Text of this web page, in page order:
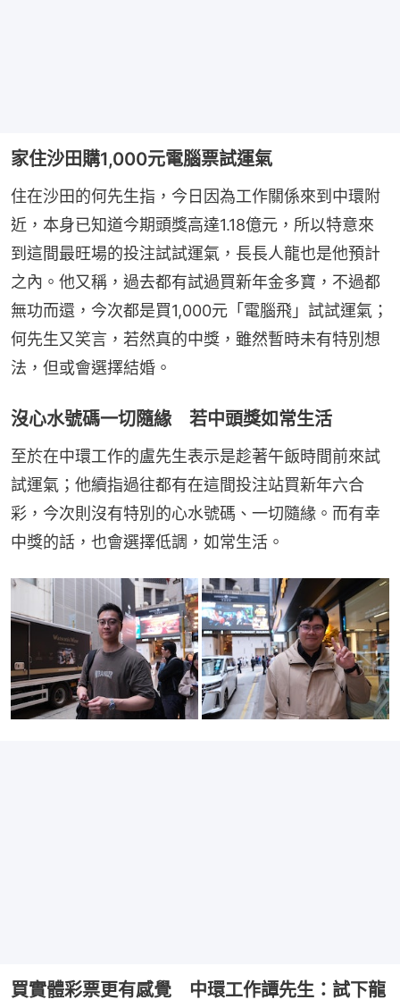
家住沙田購1,000元電腦票試運氣
住在沙田的何先生指，今日因為工作關係來到中環附
近，本身已知道今期頭獎高達1.18億元，所以特意來
到這間最旺場的投注試試運氣，長長人龍也是他預計
之內。他又稱，過去都有試過買新年金多寶，不過都
無功而還，今次都是買1,000元「電腦飛」試試運氣；
何先生又笑言，若然真的中獎，雖然暫時未有特別想
法，但或會選擇結婚。
沒心水號碼一切隨緣 若中頭獎如常生活
至於在中環工作的盧先生表示是趁著午飯時間前來試
試運氣；他續指過往都有在這間投注站買新年六合
彩，今次則沒有特別的心水號碼、一切隨緣。而有幸
中獎的話，也會選擇低調，如常生活。
買實體彩票更有感覺 中環工作譚先生：試下龍